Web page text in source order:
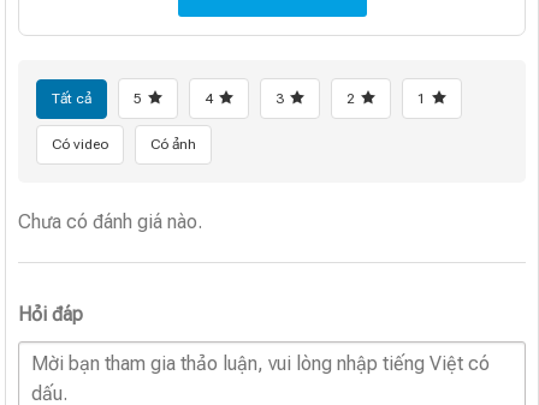
Tất cả 5 4 3 2 1
Có video Có ảnh
Chưa có đánh giá nào.
Hỏi đáp